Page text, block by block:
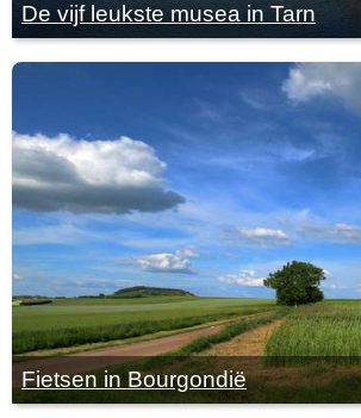
De vijf leukste musea in Tarn
Fietsen in Bourgondië